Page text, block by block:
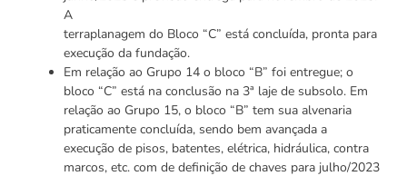
A
terraplanagem do Bloco “C” está concluída, pronta para
execução da fundação.
Em relação ao Grupo 14 o bloco “B” foi entregue; o
bloco “C” está na conclusão na 3ª laje de subsolo. Em
relação ao Grupo 15, o bloco “B” tem sua alvenaria
praticamente concluída, sendo bem avançada a
execução de pisos, batentes, elétrica, hidráulica, contra
marcos, etc. com de definição de chaves para julho/2023